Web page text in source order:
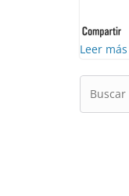
Leer más